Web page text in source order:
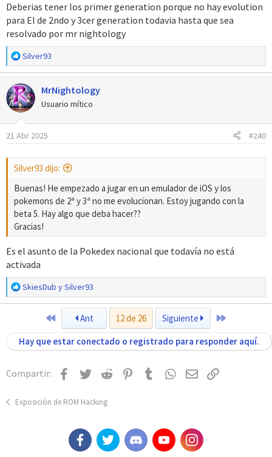
Deberias tener los primer generation porque no hay evolution
para El de 2ndo y 3cer generation todavia hasta que sea
resolvado por mr nightology
R
e
a
c
c
i
o
n
:
Silver93
MrNightology
Usuario mítico
21 Abr 2025 #240
Silver93 dijo:
Buenas! He empezado a jugar en un emulador de iOS y los
pokemons de 2ª y 3ª no me evolucionan. Estoy jugando con la
beta 5. Hay algo que deba hacer??
Gracias!
Es el asunto de la Pokedex nacional que todavía no está
activada
R
e
c
i
e
:
SkiesDub ySilver93
PrimeroAnt 12 de 26 Siguiente Último
Hay que estar conectado o registrado para responder aquí.
Compartir: Facebook
TwitterReddit Pinterest
TumblrWhatsApp
EmailEnlace
Exposición de ROM Hacking